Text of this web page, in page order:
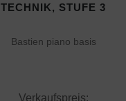
TECHNIK, STUFE 3
Bastien piano basis
Verkaufspreis: